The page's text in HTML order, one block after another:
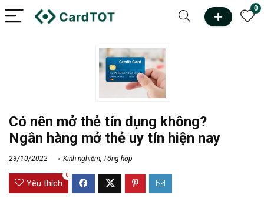
0
Có nên mở thẻ tín dụng không?
Ngân hàng mở thẻ uy tín hiện nay
23/10/2022 Kinh nghiệm Tổng hợp
Yêu thích
0